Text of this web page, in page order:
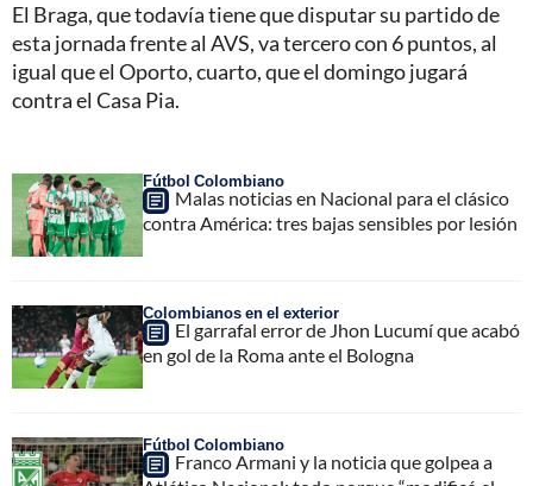
El Braga, que todavía tiene que disputar su partido de
esta jornada frente al AVS, va tercero con 6 puntos, al
igual que el Oporto, cuarto, que el domingo jugará
contra el Casa Pia.
Fútbol Colombiano
Malas noticias en Nacional para el clásico
contra América: tres bajas sensibles por lesión
Colombianos en el exterior
El garrafal error de Jhon Lucumí que acabó
en gol de la Roma ante el Bologna
Fútbol Colombiano
Franco Armani y la noticia que golpea a